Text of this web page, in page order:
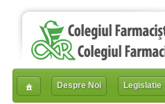
Despre Noi Legislatie